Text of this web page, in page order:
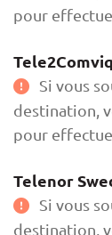
pour
Si vous
destination,
pour
Telenor
Si vous
destination,